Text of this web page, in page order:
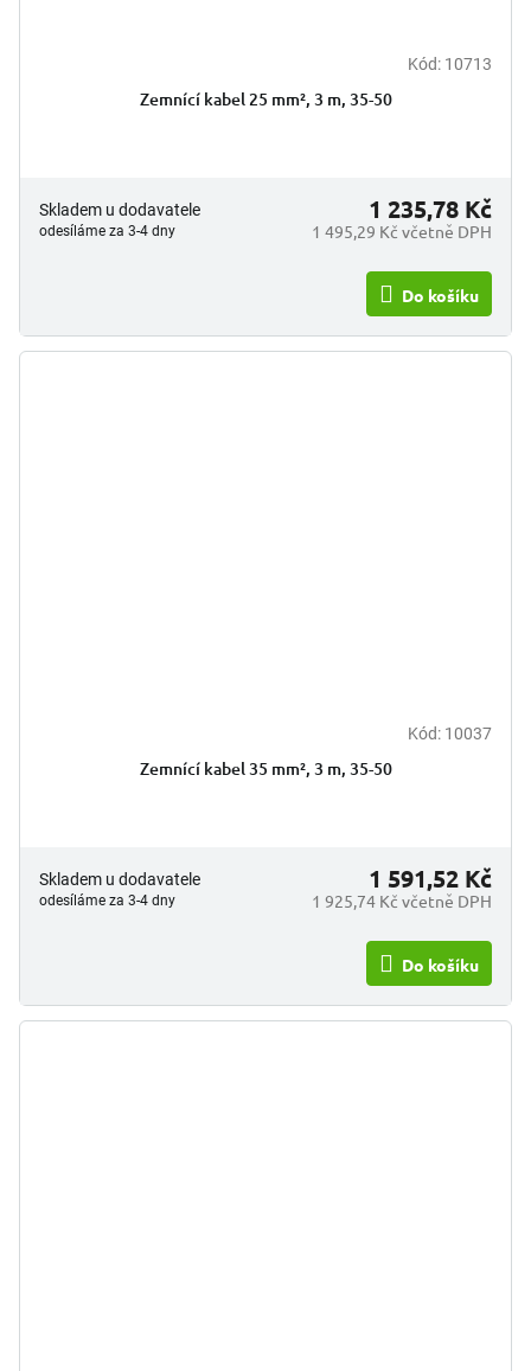
Kód: 10713
Zemnící kabel 25 mm², 3 m, 35-50
Skladem u dodavatele
odesíláme za 3-4 dny 1 495,29 Kč včetně DPH
1 235,78 Kč
Do košíku
Kód: 10037
Zemnící kabel 35 mm², 3 m, 35-50
Skladem u dodavatele
odesíláme za 3-4 dny 1 925,74 Kč včetně DPH
1 591,52 Kč
Do košíku